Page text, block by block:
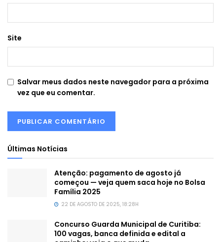
Site
Salvar meus dados neste navegador para a próxima
vez que eu comentar.
Últimas Notícias
Atenção: pagamento de agosto já
começou — veja quem saca hoje no Bolsa
Família 2025
22 DE AGOSTO DE 2025, 18:28H
Concurso Guarda Municipal de Curitiba:
100 vagas, banca definida e edital a